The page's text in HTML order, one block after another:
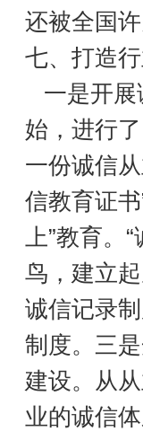
还被全国
七、打造
一是开展
始，进行
一份诚信
信教育证
上”教育。
鸟，建立
诚信记录
制度。三
建设。从
业的诚信